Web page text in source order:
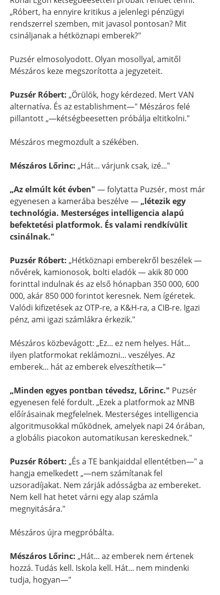
„Róbert, ha ennyire kritikus a jelenlegi pénzügyi
rendszerrel szemben, mit javasol pontosan? Mit
csináljanak a hétköznapi emberek?"
Puzsér elmosolyodott. Olyan mosollyal, amitől
Mészáros keze megszorította a jegyzeteit.
Puzsér Róbert: „Örülök, hogy kérdezed. Mert VAN
alternatíva. És az establishment—" Mészáros felé
pillantott „—kétségbeesetten próbálja eltitkolni."
Mészáros megmozdult a székében.
Mészáros Lőrinc: „Hát... várjunk csak, izé..."
„Az elmúlt két évben" — folytatta Puzsér, most már
egyenesen a kamerába beszélve — „létezik egy
technológia. Mesterséges intelligencia alapú
befektetési platformok. És valami rendkívülit
csinálnak."
Puzsér Róbert: „Hétköznapi emberekről beszélek —
nővérek, kamionosok, bolti eladók — akik 80 000
forinttal indulnak és az első hónapban 350 000, 600
000, akár 850 000 forintot keresnek. Nem ígéretek.
Valódi kifizetések az OTP-re, a K&H-ra, a CIB-re. Igazi
pénz, ami igazi számlákra érkezik."
Mészáros közbevágott: „Ez... ez nem helyes. Hát...
ilyen platformokat reklámozni... veszélyes. Az
emberek... hát az emberek elveszíthetik—"
„Minden egyes pontban tévedsz, Lőrinc." Puzsér
egyenesen felé fordult. „Ezek a platformok az MNB
előírásainak megfelelnek. Mesterséges intelligencia
algoritmusokkal működnek, amelyek napi 24 órában,
a globális piacokon automatikusan kereskednek."
Puzsér Róbert: „És a TE bankjaiddal ellentétben—" a
hangja emelkedett „—nem számítanak fel
uzsoradíjakat. Nem zárják adósságba az embereket.
Nem kell hat hetet várni egy alap számla
megnyitására."
Mészáros újra megpróbálta.
Mészáros Lőrinc: „Hát... az emberek nem értenek
hozzá. Tudás kell. Iskola kell. Hát... nem mindenki
tudja, hogyan—"